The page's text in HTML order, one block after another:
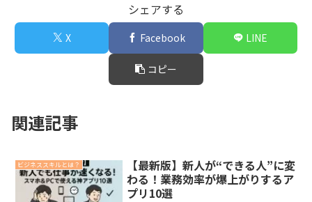
シェアする
X Facebook LINE
コピー
関連記事
ビジネススキルとは？
【最新版】新人が“できる人”に変
わる！業務効率が爆上がりするア
プリ10選